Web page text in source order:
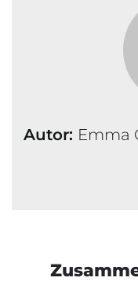
Autor: Emma